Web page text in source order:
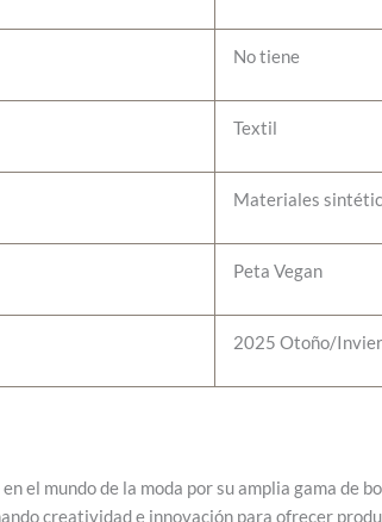
No tiene
Textil
Materiales
Peta Vegan
2025 Otoño/
el mundo de la moda por su amplia gama de
creatividad e innovación para ofrecer